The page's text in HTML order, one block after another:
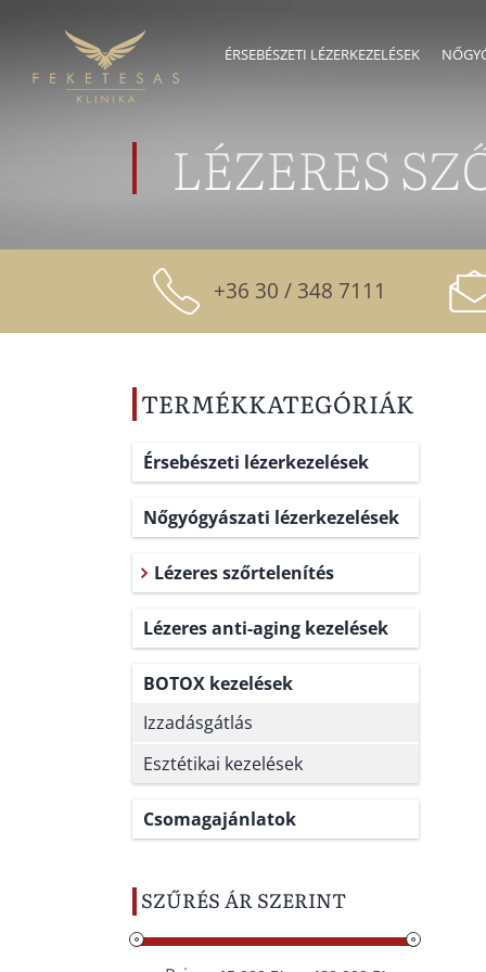
ÉRSEBÉSZETI LÉZERKEZELÉSEK
LÉZERES
+36 30 / 348 7111
TERMÉKKATEGÓRIÁK
Érsebészeti lézerkezelések
Nőgyógyászati lézerkezelések
Lézeres szőrtelenítés
Lézeres anti-aging kezelések
BOTOX kezelések
Izzadásgátlás
Esztétikai kezelések
Csomagajánlatok
SZŰRÉS ÁR SZERINT